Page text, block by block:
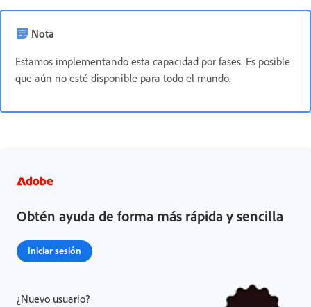
Nota
Estamos implementando esta capacidad por fases. Es posible
que aún no esté disponible para todo el mundo.
Obtén ayuda de forma más rápida y sencilla
Iniciar sesión
¿Nuevo usuario?